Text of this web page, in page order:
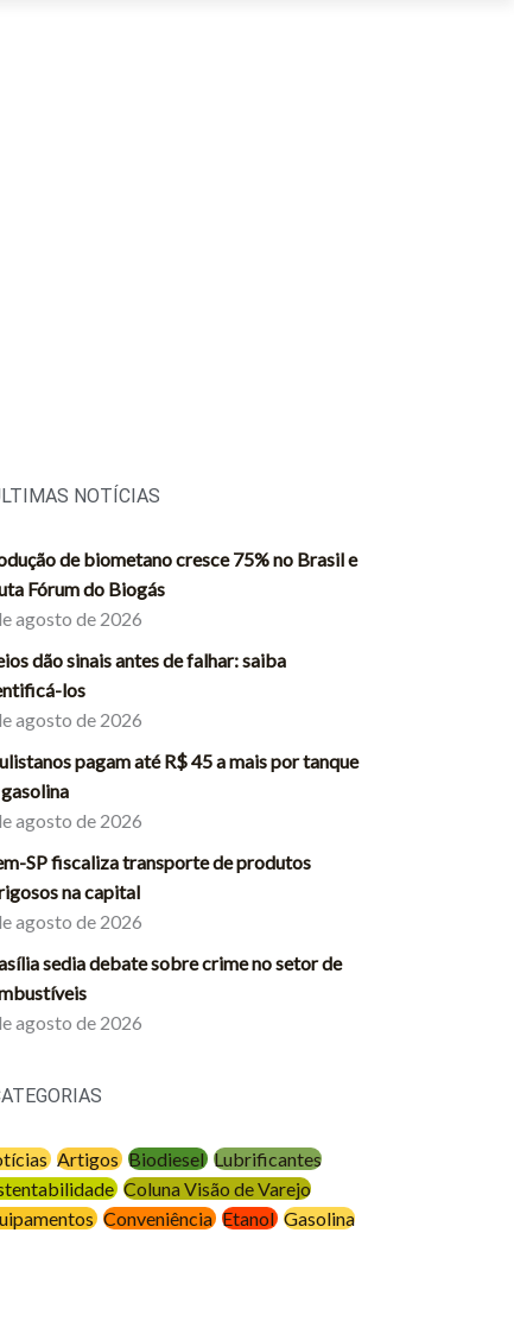
NOTÍCIAS
de biometano cresce 75% no Brasil e
Fórum do Biogás
agosto de 2026
dão sinais antes de falhar: saiba
los
agosto de 2026
pagam até R$ 45 a mais por tanque
agosto de 2026
SP fiscaliza transporte de produtos
na capital
agosto de 2026
sedia debate sobre crime no setor de
agosto de 2026
Artigos Biodiesel Lubrificantes
Coluna Visão de Varejo
Conveniência Etanol Gasolina